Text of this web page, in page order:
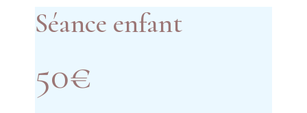
Séance enfant
50€